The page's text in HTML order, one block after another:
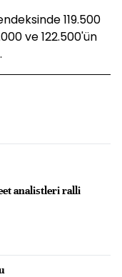
119.500
ve 122.500'ün
analistleri ralli